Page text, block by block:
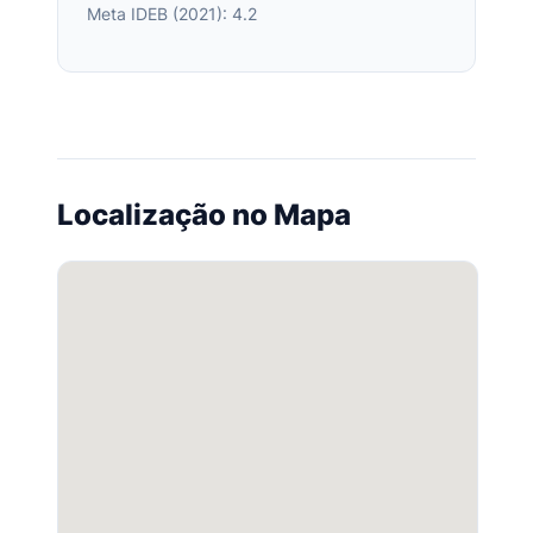
Meta IDEB (2021): 4.2
Localização no Mapa